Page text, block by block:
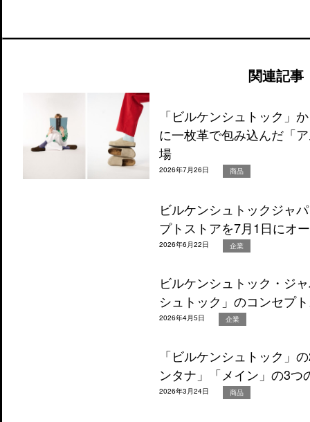
関連記事
「ビルケンシュトック」
に一枚革で包み込んだ「
場
2026年7月26日 商品
ビルケンシュトックジャ
プトストアを7月1日にオ
2026年6月22日 企業
ビルケンシュトック・ジ
シュトック」のコンセプ
2026年4月5日 企業
「ビルケンシュトック」
ンタナ」「メイン」の3
2026年3月24日 商品